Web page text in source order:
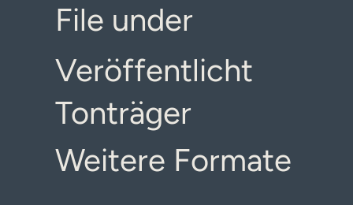
File under
Veröffentlicht
Tonträger
Weitere Formate